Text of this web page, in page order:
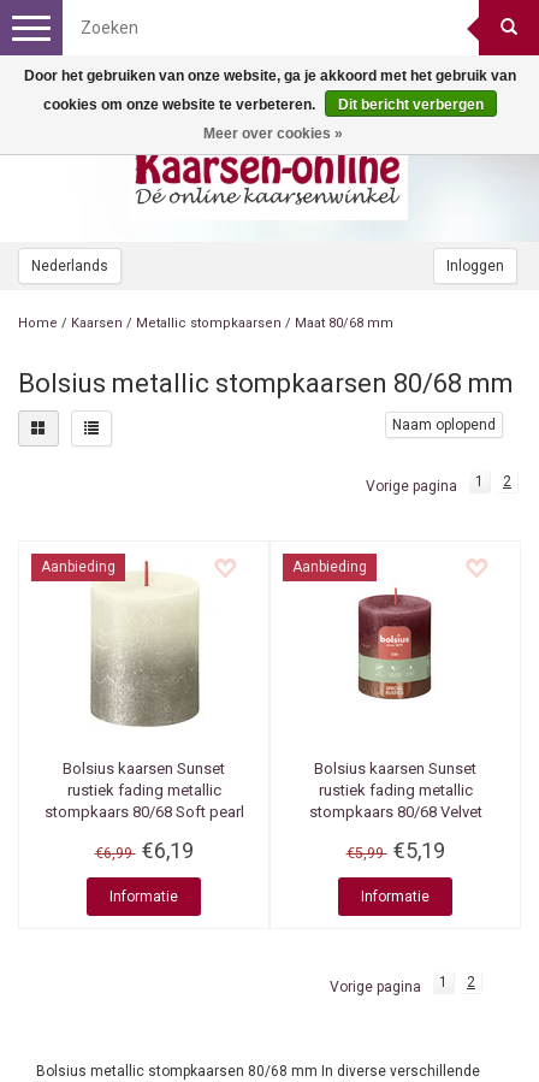
Nederlands Inloggen
Toggle
navigation
Home / Kaarsen / Metallic stompkaarsen / Maat 80/68 mm
Bolsius metallic stompkaarsen 80/68 mm
Naam oplopend
Vorige pagina 1 2
Aanbieding
Bolsius kaarsen Sunset
rustiek fading metallic
stompkaars 80/68 Soft pearl
€6,99 €6,19
Informatie
Aanbieding
Bolsius kaarsen Sunset
rustiek fading metallic
stompkaars 80/68 Velvet
€5,99 €5,19
Informatie
Vorige pagina 1 2
Bolsius metallic stompkaarsen 80/68 mm In diverse verschillende
Door het gebruiken van onze website, ga je akkoord met het gebruik van
cookies om onze website te verbeteren.
Dit bericht verbergen
Meer over cookies »